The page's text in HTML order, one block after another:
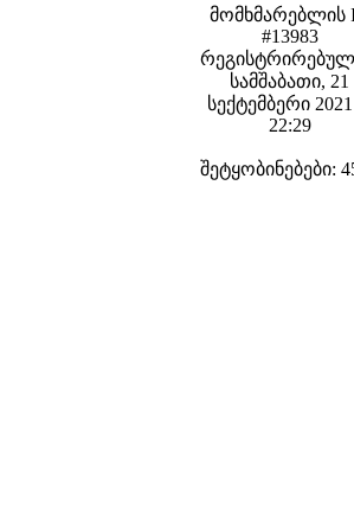
მომხმარებლის
#13983
სამშაბათი, 21
სექტემბერი
22:29
შეტყობინებები: